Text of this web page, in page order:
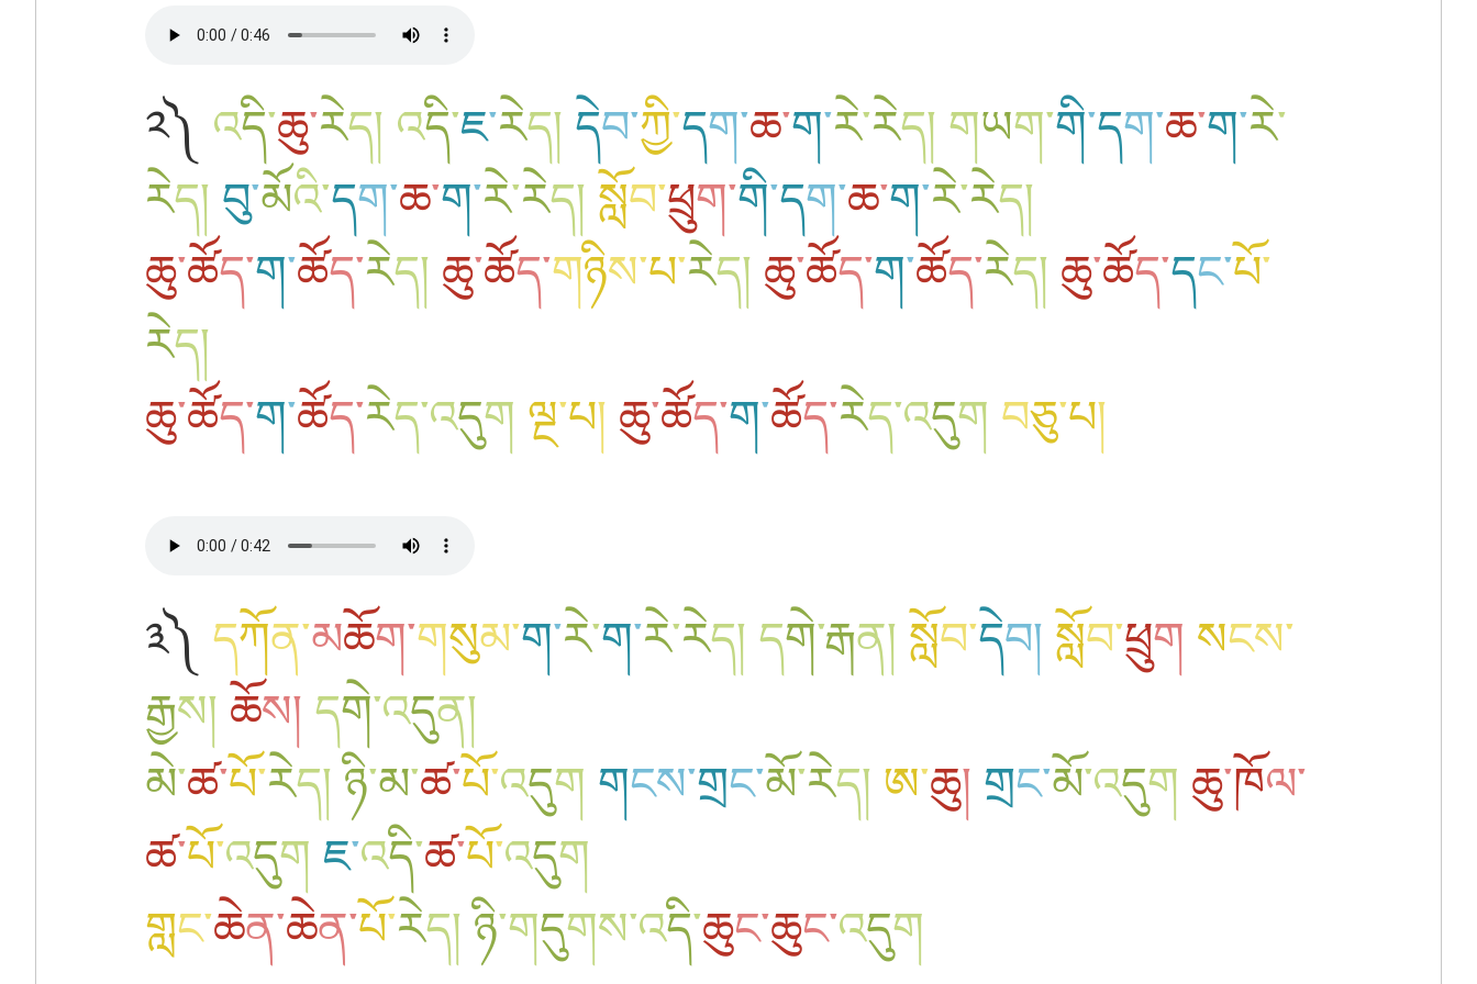
༢༽ འདི་ཆུ་རེད། འདི་ཇ་རེད། དེབ་ཀྱི་དག་ཆ་ག་རེ་རེད། གཡག་གི་དག་ཆ་ག་རེ་
རེད། བུ་མོའི་དག་ཆ་ག་རེ་རེད། སློབ་ཕྲུག་གི་དག་ཆ་ག་རེ་རེད།
ཆུ་ཚོད་ག་ཚོད་རེད། ཆུ་ཚོད་གཉིས་པ་རེད། ཆུ་ཚོད་ག་ཚོད་རེད། ཆུ་ཚོད་དང་པོ་
རེད།
ཆུ་ཚོད་ག་ཚོད་རེད་འདུག ལྔ་པ། ཆུ་ཚོད་ག་ཚོད་རེད་འདུག བཅུ་པ།
༣༽ དཀོན་མཆོག་གསུམ་ག་རེ་ག་རེ་རེད། དགེ་རྒན། སློབ་དེབ། སློབ་ཕྲུག སངས་
རྒྱས། ཆོས། དགེ་འདུན།
མེ་ཚ་པོ་རེད།ཉི་མ་ཚ་པོ་འདུག གངས་གྲང་མོ་རེད། ཨ་ཆུ། གྲང་མོ་འདུག ཆུ་ཁོལ་
ཚ་པོ་འདུག ཇ་འདི་ཚ་པོ་འདུག
གླང་ཆེན་ཆེན་པོ་རེད།ཉི་གདུགས་འདི་ཆུང་ཆུང་འདུག